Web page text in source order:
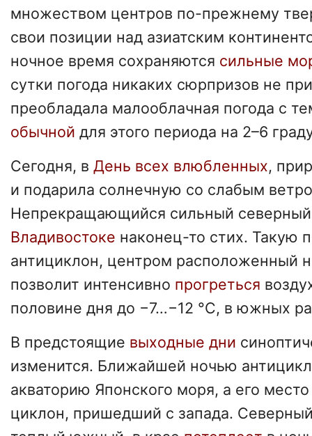
множеством центров по-прежнему
свои позиции над азиатским
ночное время сохраняются сильные
сутки погода никаких сюрпризов не
преобладала малооблачная погода с
обычной для этого периода на 2–6
Сегодня, в День всех влюбленных,
и подарила солнечную со слабым
Непрекращающийся сильный северный
Владивостоке наконец-то стих. Такую
антициклон, центром расположенный
позволит интенсивно прогреться
половине дня до −7…−12 °C, в южных
В предстоящие выходные дни
изменится. Ближайшей ночью
акваторию Японского моря, а его
циклон, пришедший с запада.